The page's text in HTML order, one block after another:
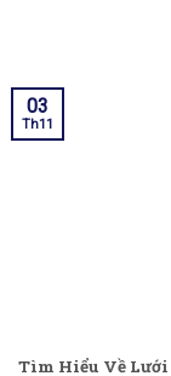
Tìm Hiểu Về Lưới
03
Th11